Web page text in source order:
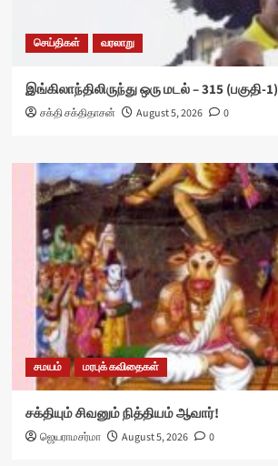
செய்திகள் வரலாறு
இங்கிலாந்திலிருந்து ஒரு மடல் – 315 (பகுதி-1)
சக்தி சக்திதாசன் August 5, 2026 0
சமயம் மரபுக் கவிதைகள்
சக்தியும் சிவனும் நித்தியம் ஆவார்!
ஜெயராமசர்மா August 5, 2026 0